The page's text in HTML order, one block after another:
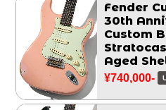
Fender
30th
Custom
Aged
¥740,000-